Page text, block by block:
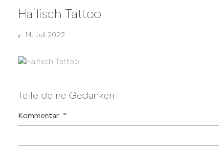
Haifisch Tattoo
14. Juli 2022
Teile deine Gedanken
Kommentar *